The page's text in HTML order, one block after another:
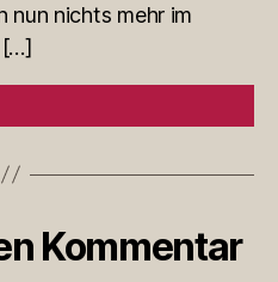
nun nichts mehr im
[…]
Kommentar